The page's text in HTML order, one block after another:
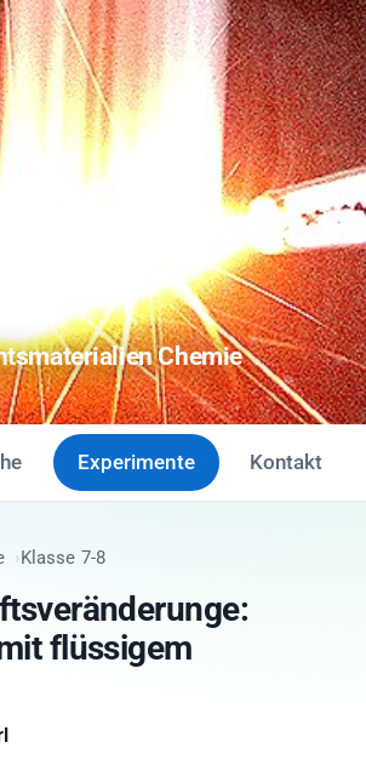
Chemie
Experimente Kontakt
Klasse 7-8
flüssigem